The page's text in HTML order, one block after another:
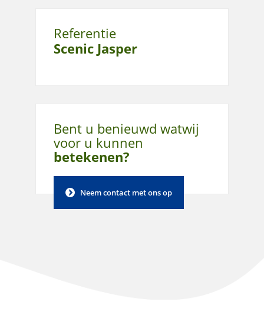
Referentie
Scenic Jasper
Bent u benieuwd watwij
voor u kunnen
betekenen?
Neem contact met ons op